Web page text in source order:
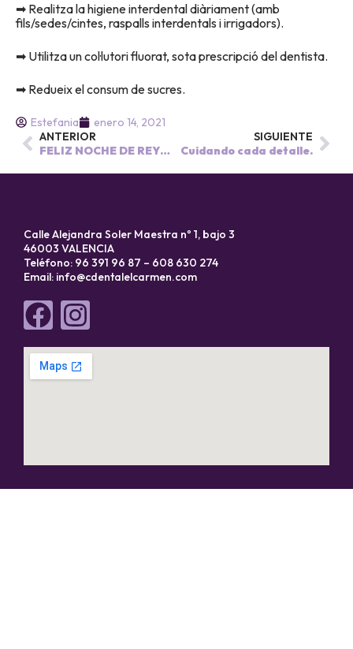
➡ Realitza la higiene interdental diàriament (amb
fils/sedes/cintes, raspalls interdentals i irrigadors).
➡ Utilitza un col·lutori fluorat, sota prescripció del dentista.
➡ Redueix el consum de sucres.
Estefania
enero 14, 2021
ANTERIOR
FELIZ NOCHE DE REYES!
SIGUIENTE
Cuidando cada detalle.
Calle Alejandra Soler Maestra nº 1, bajo 3
46003 VALENCIA
Teléfono: 96 391 96 87 – 608 630 274
Email: info@cdentalelcarmen.com